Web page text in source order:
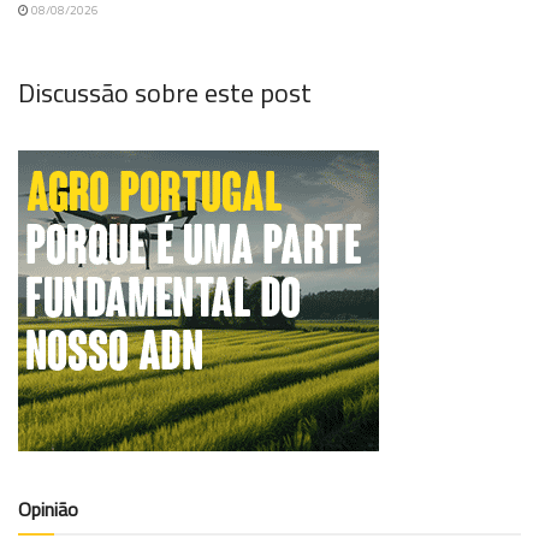
08/08/2026
Discussão sobre este post
Opinião